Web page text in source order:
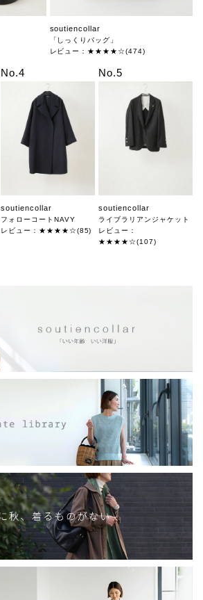
soutiencollar
「しっくりバッグ」
レビュー：★★★★☆(474)
No.4
soutiencollar
フォローコートNAVY
レビュー：★★★★☆(85)
No.5
soutiencollar
ライブラリアンジャケット
レビュー：
★★★★☆(107)